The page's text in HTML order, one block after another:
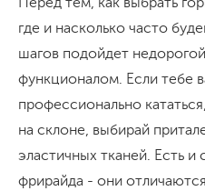
где и насколько часто
шагов подойдет
функционалом. Если тебе
профессионально
на склоне, выбирай
эластичных тканей. Есть
фрирайда - они